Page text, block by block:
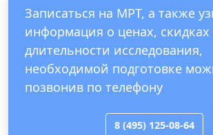
Записаться на МРТ, а также
информация о ценах, скидках
длительности исследования,
необходимой подготовке
позвонив по телефону
8 (495) 125-08-64